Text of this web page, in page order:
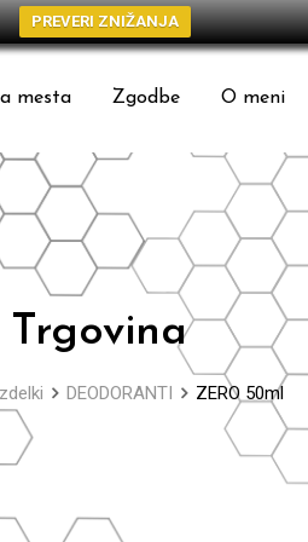
PREVERI ZNIŽANJA
mesta Zgodbe O meni
Trgovina
DEODORANTI ZERO 50ml